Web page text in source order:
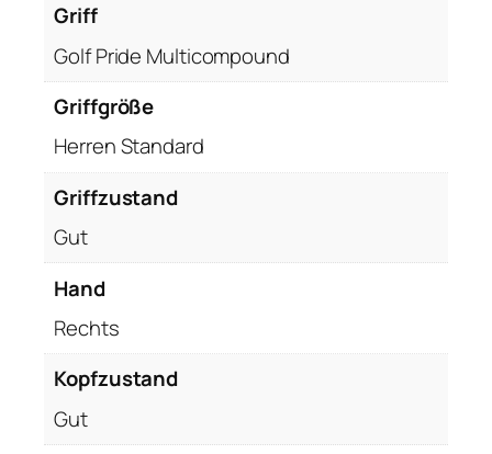
Griff
Golf Pride Multicompound
Griffgröße
Herren Standard
Griffzustand
Gut
Hand
Rechts
Kopfzustand
Gut